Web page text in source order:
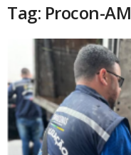
Tag: Procon-AM